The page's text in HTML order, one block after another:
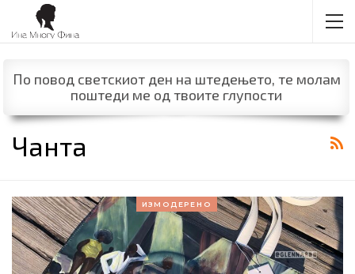
По повод светскиот ден на штедењето, те молам
поштеди ме од твоите глупости
Чанта
ИЗМОДЕРЕНО